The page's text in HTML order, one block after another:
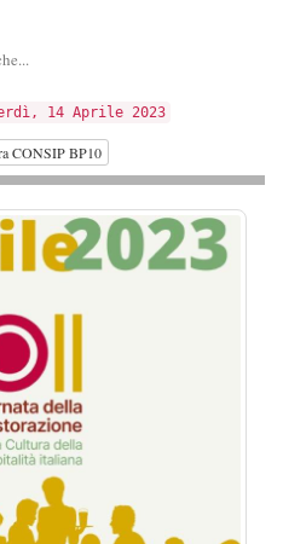
14 Aprile 2023
CONSIP BP10